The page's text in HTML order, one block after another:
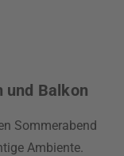
und Balkon
Sommerabend
Ambiente.